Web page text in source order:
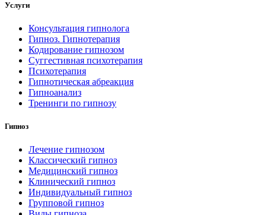
Услуги
Консультация гипнолога
Гипноз. Гипнотерапия
Кодирование гипнозом
Суггестивная психотерапия
Психотерапия
Гипнотическая абреакция
Гипноанализ
Тренинги по гипнозу
Гипноз
Лечение гипнозом
Классический гипноз
Медицинский гипноз
Клинический гипноз
Индивидуальный гипноз
Групповой гипноз